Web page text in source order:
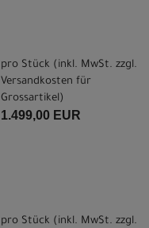
pro Stück (inkl. MwSt. zzgl.
Versandkosten für
Grossartikel )
1.499,00 EUR
pro Stück (inkl. MwSt. zzgl.